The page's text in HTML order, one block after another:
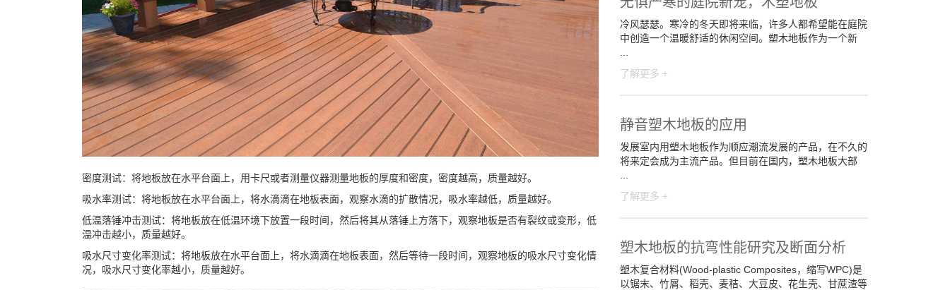
密度测试：将地板放在水平台面上，用卡尺或者测量仪器测量地板的厚度和密度，密度越高，质量越好。
吸水率测试：将地板放在水平台面上，将水滴滴在地板表面，观察水滴的扩散情况，吸水率越低，质量越好。
低温落锤冲击测试：将地板放在低温环境下放置一段时间，然后将其从落锤上方落下，观察地板是否有裂纹或变形，低
温冲击越小，质量越好。
吸水尺寸变化率测试：将地板放在水平台面上，将水滴滴在地板表面，然后等待一段时间，观察地板的吸水尺寸变化情
况，吸水尺寸变化率越小，质量越好。
冷风瑟瑟。寒冷的冬天即将来临，许多人都希望能在庭院
中创造一个温暖舒适的休闲空间。塑木地板作为一个新
了解更多 +
静音塑木地板的应用
发展室内用塑木地板作为顺应潮流发展的产品，在不久的
将来定会成为主流产品。但目前在国内，塑木地板大部
了解更多 +
塑木地板的抗弯性能研究及断面分析
塑木复合材料(Wood-plastic Composites，缩写WPC)是
以锯末、竹屑、稻壳、麦秸、大豆皮、花生壳、甘蔗渣等